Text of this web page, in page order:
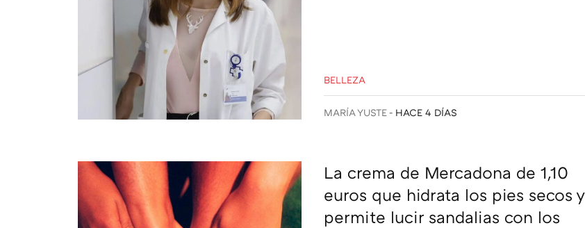
BELLEZA
MARÍA YUSTE HACE 4 DÍAS
La crema de Mercadona de 1,10
euros que hidrata los pies secos y
permite lucir sandalias con los